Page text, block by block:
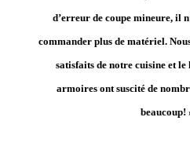
d’erreur de coupe mineure, il
commander plus de matériel.
satisfaits de notre cuisine et
armoires ont suscité de
beaucoup!